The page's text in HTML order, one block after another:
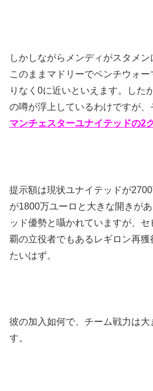
しかしながらメンディがスタメン
このままマドリーでベンチウォ
りなく0に近いといえます。した
の噂が浮上しているわけですが、
マンチェスターユナイテッドの2
提示額は現状ユナイテッドが
が1800万ユーロと大きな開きが
ッド優勢と囁かれていますが、
覇の立役者でもあるレギロン再
たいはず。
彼の加入如何で、チーム戦力は
す。